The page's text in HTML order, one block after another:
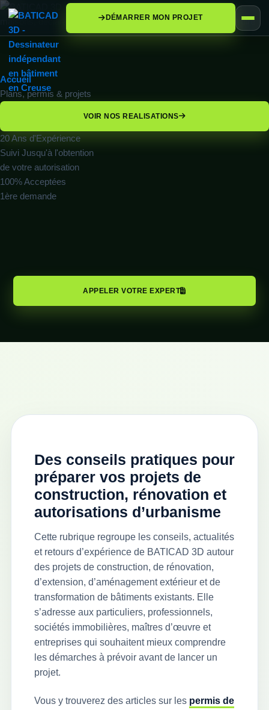
DÉMARRER MON PROJET
Accueil
Plans, permis & projets
VOIR NOS REALISATIONS
20 Ans d'Expérience
Suivi Jusqu'à l'obtention
de votre autorisation
100%Acceptées
1ère demande
APPELER VOTRE EXPERT
Des conseils pratiques pour
préparer vos projets de
construction, rénovation et
autorisations d’urbanisme
Cette rubrique regroupe les conseils, actualités
et retours d’expérience de BATICAD 3D autour
des projets de construction, de rénovation,
d’extension, d’aménagement extérieur et de
transformation de bâtiments existants. Elle
s’adresse aux particuliers, professionnels,
sociétés immobilières, maîtres d’œuvre et
entreprises qui souhaitent mieux comprendre
les démarches à prévoir avant de lancer un
projet.
Vous y trouverez des articles sur les permis de